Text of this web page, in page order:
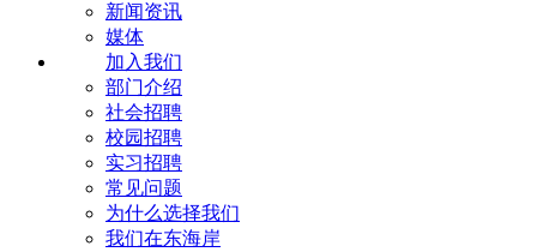
新闻资讯
媒体
加入我们
部门介绍
社会招聘
校园招聘
实习招聘
常见问题
为什么选择我们
我们在东海岸